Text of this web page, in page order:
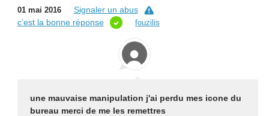
01 mai 2016
Signaler un abus
c’est la bonne réponse
fouzilis
une mauvaise manipulation j'ai perdu mes icone du
bureau merci de me les remettres